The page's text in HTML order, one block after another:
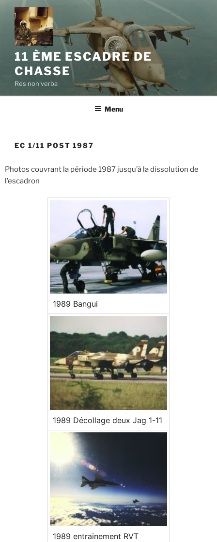
11 ÈME ESCADRE DE
CHASSE
Res non verba
Menu
EC 1/11 POST 1987
Photos couvrant la période 1987 jusqu’à la dissolution de
l’escadron
1989 Bangui
1989 Décollage deux Jag 1-11
1989 entrainement RVT